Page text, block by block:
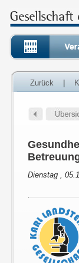
Zurück
Dienstag ,